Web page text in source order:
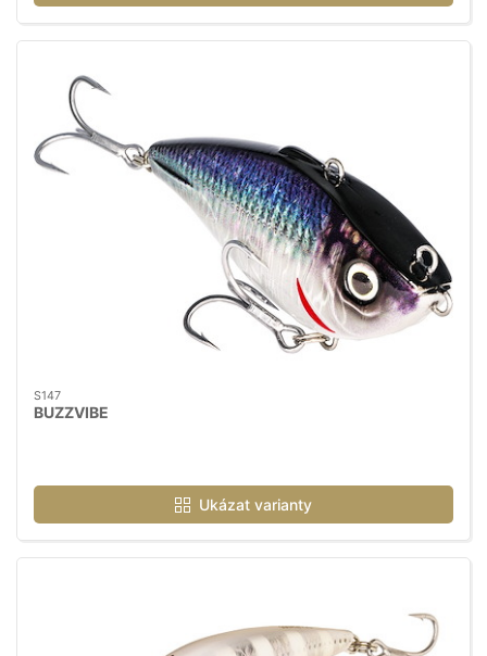
S147
BUZZVIBE
Ukázat varianty